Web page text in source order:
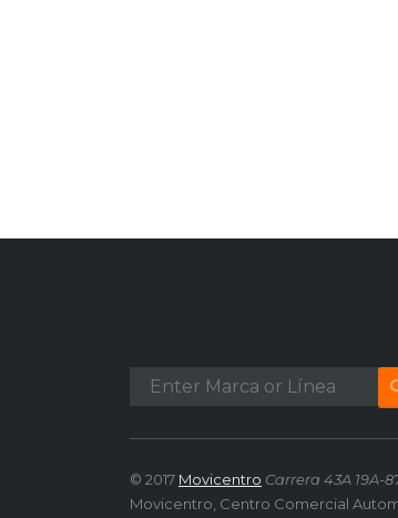
© 2017 Movicentro Carrera 43A 19A-
Movicentro, Centro Comercial